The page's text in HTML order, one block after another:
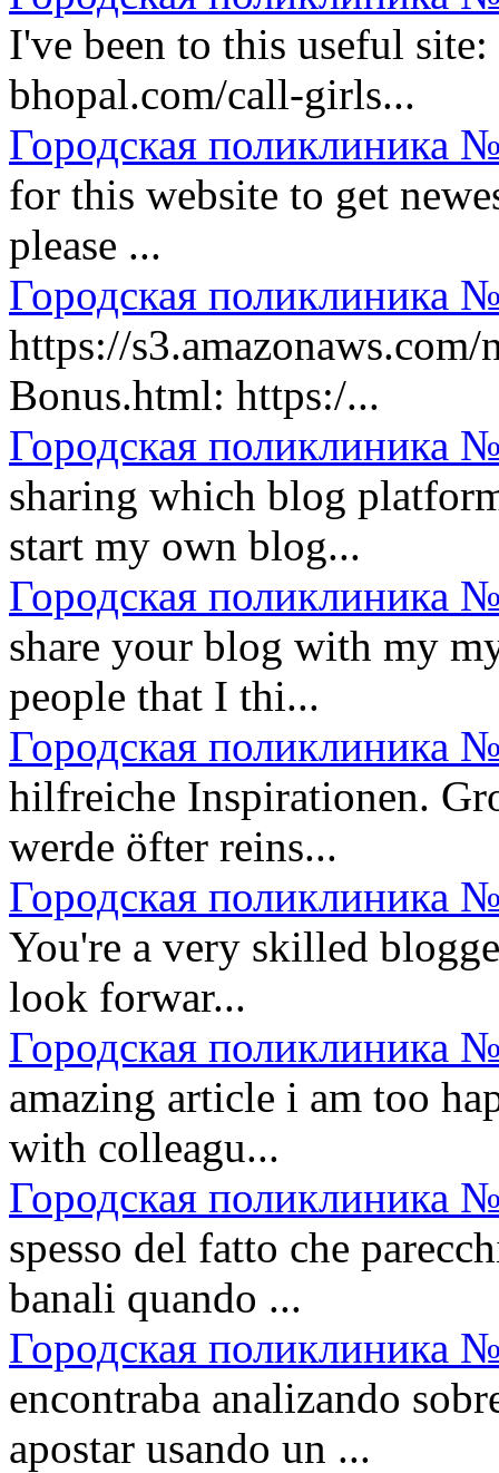
I've been to this useful
bhopal.com/call-girls...
Городская поликлиника
for this website to get
please ...
Городская поликлиника
https://
Bonus.html: https:/...
Городская поликлиника
sharing which blog
start my own blog...
Городская поликлиника
share your blog with my
people that I thi...
Городская поликлиника
hilfreiche Inspirationen.
werde öfter reins...
Городская поликлиника
You're a very skilled
look forwar...
Городская поликлиника
amazing article i am too
with colleagu...
Городская поликлиника
spesso del fatto che
banali quando ...
Городская поликлиника
encontraba analizando
apostar usando un ...